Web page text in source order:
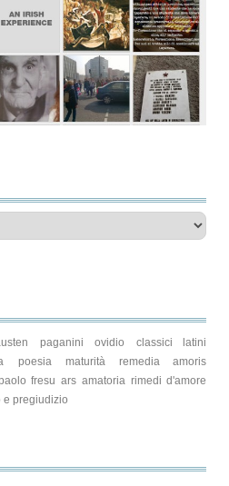
paganini ovidio
classici latini
poesia maturità
remedia amoris
fresu ars amatoria rimedi d'amore
e pregiudizio